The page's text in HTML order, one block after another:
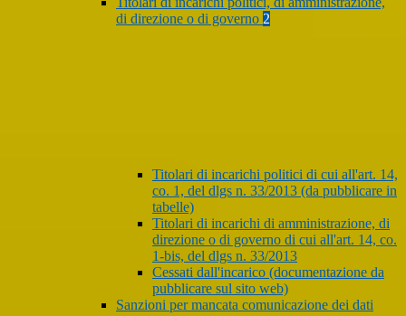
di direzione o di governo 2
Titolari di incarichi politici di cui all'art. 14,
co. 1, del dlgs n. 33/2013 (da pubblicare in
tabelle)
Titolari di incarichi di amministrazione, di
direzione o di governo di cui all'art. 14, co.
1-bis, del dlgs n. 33/2013
Cessati dall'incarico (documentazione da
pubblicare sul sito web)
Sanzioni per mancata comunicazione dei dati